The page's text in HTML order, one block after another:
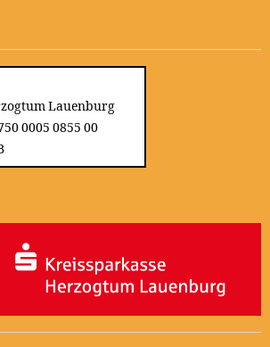
Lauenburg
0005 0855 00